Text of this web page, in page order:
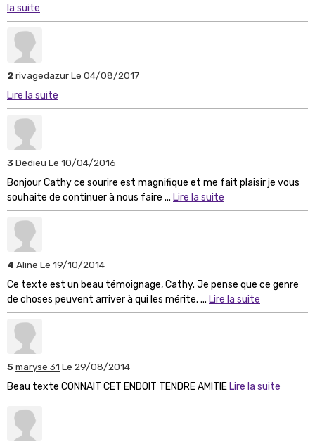
la suite
2rivagedazurLe 04/08/2017
Lire la suite
3Dedieu Le 10/04/2016
Bonjour Cathy ce sourire est magnifique et me fait plaisir je vous
souhaite de continuer à nous faire ... Lire la suite
4 Aline Le 19/10/2014
Ce texte est un beau témoignage, Cathy. Je pense que ce genre
de choses peuvent arriver à qui les mérite. ... Lire la suite
5maryse 31 Le 29/08/2014
Beau texte CONNAIT CET ENDOIT TENDRE AMITIE Lire la suite